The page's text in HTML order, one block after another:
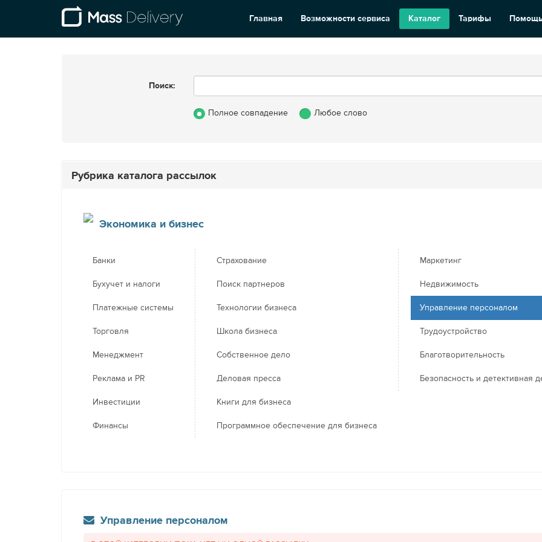
Главная Возможности сервиса Каталог Тарифы
Поиск:
Полное совпадение Любое слово
Рубрика каталога рассылок
Экономика и бизнес
Банки
Бухучет и налоги
Платежные системы
Торговля
Менеджмент
Реклама и PR
Инвестиции
Финансы
Страхование
Поиск партнеров
Технологии бизнеса
Школа бизнеса
Собственное дело
Деловая пресса
Книги для бизнеса
Программное обеспечение для бизнеса
Маркетинг
Недвижимость
Управление персоналом
Трудоустройство
Благотворительность
Безопасность и детективная
Управление персоналом